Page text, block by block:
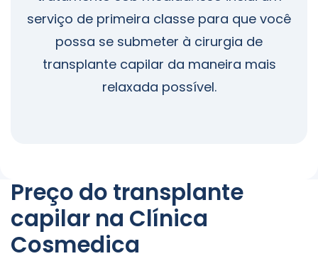
serviço de primeira classe para que você
possa se submeter à cirurgia de
transplante capilar da maneira mais
relaxada possível.
Preço do transplante
capilar na Clínica
Cosmedica